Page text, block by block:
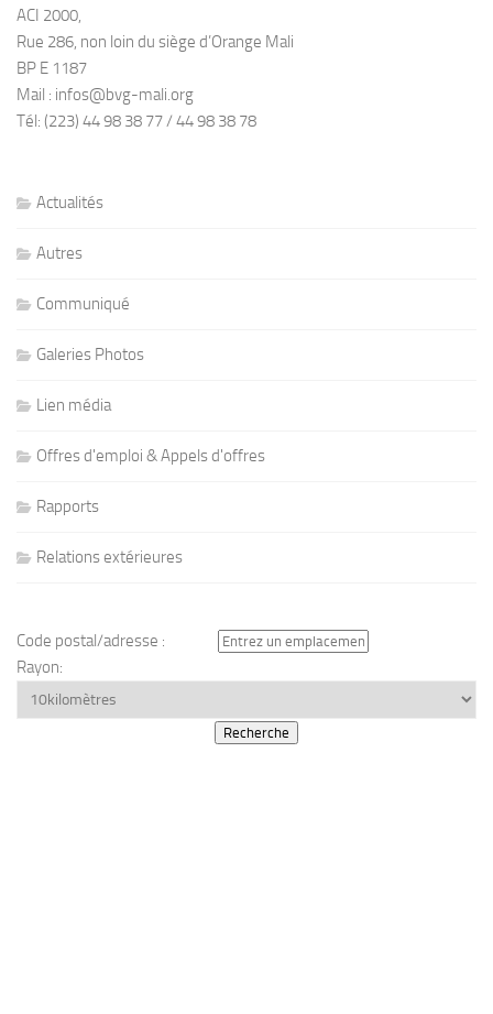
ACI 2000,
Rue 286, non loin du siège d’Orange Mali
BP E 1187
Mail : infos@bvg-mali.org
Tél: (223) 44 98 38 77 / 44 98 38 78
Actualités
Autres
Communiqué
Galeries Photos
Lien média
Offres d'emploi & Appels d'offres
Rapports
Relations extérieures
Code postal/adresse :
Rayon: